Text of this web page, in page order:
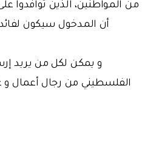
من المواطنين، الذين توافدوا
أن المدخول سيكون
و يمكن لكل من يريد
الفلسطيني من رجال أعمال و